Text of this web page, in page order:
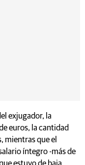
exjugador, la
euros, la cantidad
mientras que el
íntegro -más de